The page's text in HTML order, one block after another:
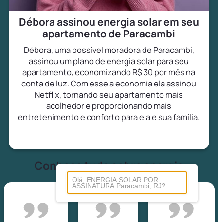
Débora assinou energia solar em seu
apartamento de Paracambi
Débora, uma possível moradora de Paracambi,
assinou um plano de energia solar para seu
apartamento, economizando R$ 30 por mês na
conta de luz. Com esse a economia ela assinou
Netflix, tornando seu apartamento mais
acolhedor e proporcionando mais
entretenimento e conforto para ela e sua família.
Conheça tudo sobre energia